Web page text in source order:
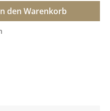
den gewünschten
den Warenkorb